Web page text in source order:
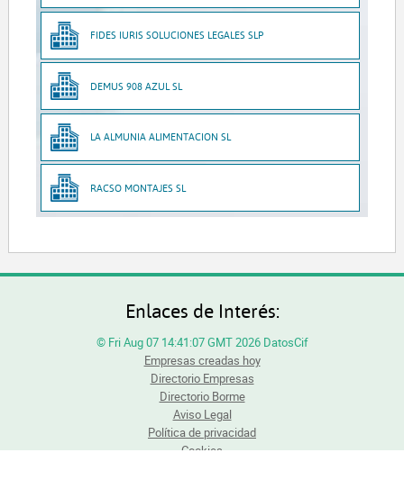
FIDES IURIS SOLUCIONES LEGALES SLP
DEMUS 908 AZUL SL
LA ALMUNIA ALIMENTACION SL
RACSO MONTAJES SL
Enlaces de Interés:
© Fri Aug 07 14:41:07 GMT 2026 DatosCif
Empresas creadas hoy
Directorio Empresas
Directorio Borme
Aviso Legal
Política de privacidad
Cookies